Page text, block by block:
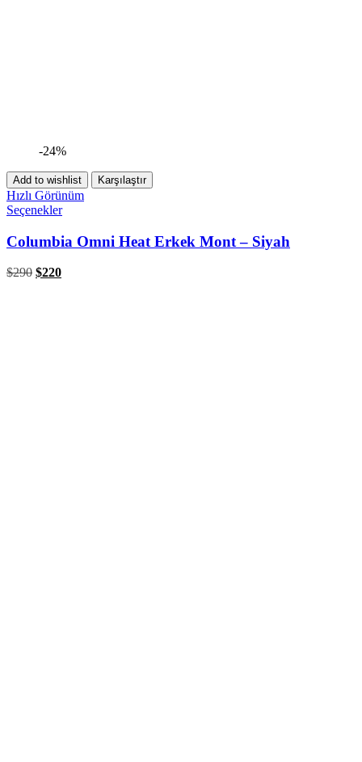
-24%
Add to wishlist Karşılaştır
Hızlı Görünüm
Seçenekler
Columbia Omni Heat Erkek Mont – Siyah
$290 $220